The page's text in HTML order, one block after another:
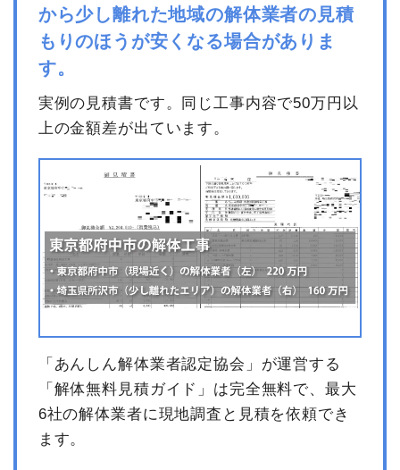
養生費
0
0円
家具・家電処分
2台 3,000円
6,000円
室内残置物撤去
諸経費
48,300円
値引き
消費税
20,000円
220,000円
から少し離れた地域の解体業者の見積
もりのほうが安くなる場合がありま
す。
実例の見積書です。同じ工事内容で50万円以
上の金額差が出ています。
「あんしん解体業者認定協会」が運営する
「解体無料見積ガイド」は完全無料で、最大
6社の解体業者に現地調査と見積を依頼でき
ます。